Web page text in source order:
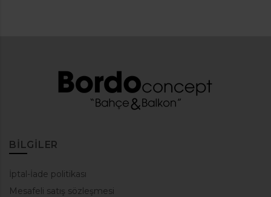
BILGILER
İptal-İade politikası
Mesafeli satış sözleşmesi